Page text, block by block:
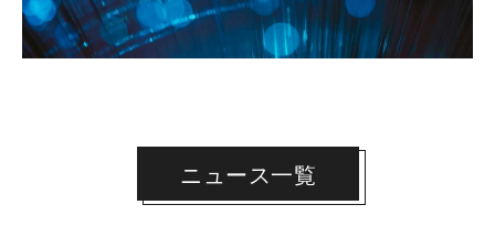
ニュース一覧